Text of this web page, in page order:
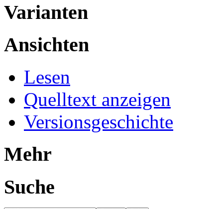
Varianten
Ansichten
Lesen
Quelltext anzeigen
Versionsgeschichte
Mehr
Suche